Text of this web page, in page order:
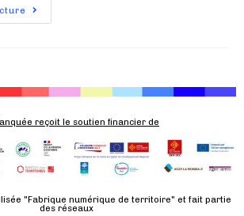
reçoit le soutien financier de
"Fabrique numérique de territoire" et fait partie
des réseaux